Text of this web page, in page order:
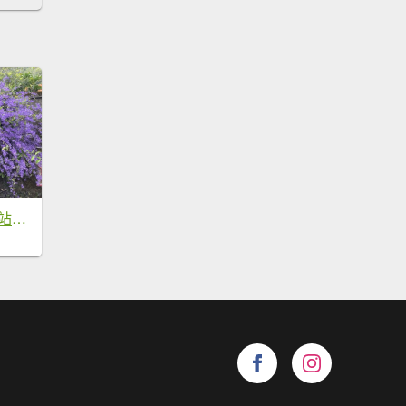
2024-3-9 樟腦寮車站上獨立山-大籠頂-下太平-走太紅公路-阿拔泉回